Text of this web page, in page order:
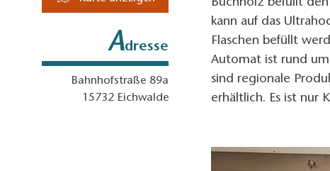
Adresse
Bahnhofstraße 89a
15732 Eichwalde
Buchholz befüllt
kann auf das
Flaschen befüllt
Automat ist rund
sind regionale
erhältlich. Es ist nur